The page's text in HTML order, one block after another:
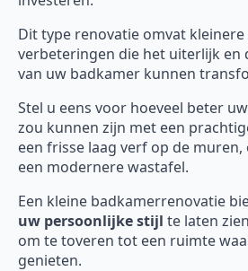
Dit type renovatie omvat
verbeteringen die het uiterlijk en
van uw badkamer kunnen
Stel u eens voor hoeveel beter
zou kunnen zijn met een
een frisse laag verf op de muren,
een modernere wastafel.
Een kleine badkamerrenovatie
uw persoonlijke stijl te laten
om te toveren tot een ruimte
genieten.